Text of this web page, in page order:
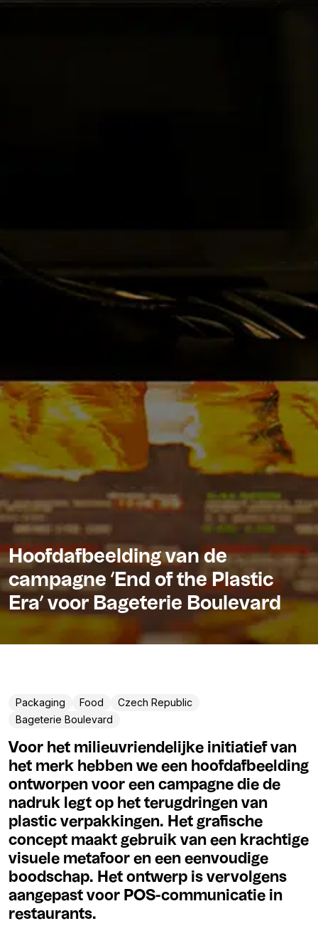
Hoofdafbeelding van de
campagne ‘End of the Plastic
Era’ voor Bageterie Boulevard
Packaging Food
Czech Republic
Bageterie Boulevard
Voor het milieuvriendelijke initiatief van
het merk hebben we een hoofdafbeelding
ontworpen voor een campagne die de
nadruk legt op het terugdringen van
plastic verpakkingen. Het grafische
concept maakt gebruik van een krachtige
visuele metafoor en een eenvoudige
boodschap. Het ontwerp is vervolgens
aangepast voor POS-communicatie in
restaurants.